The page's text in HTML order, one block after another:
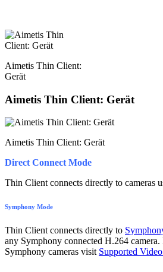
Aimetis Thin Client:
Gerät
Aimetis Thin Client: Gerät
Aimetis Thin Client: Gerät
Direct Connect Mode
Thin Client connects directly to cameras
Symphony Mode
Thin Client connects directly to
any Symphony connected H.264
Symphony cameras visit Supported